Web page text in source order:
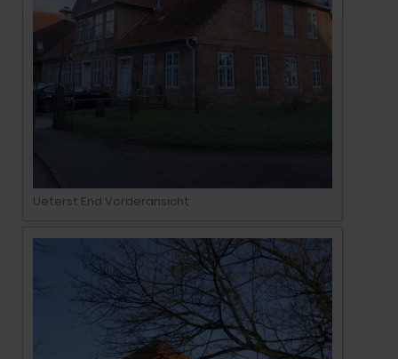
Ueterst End Vorderansicht